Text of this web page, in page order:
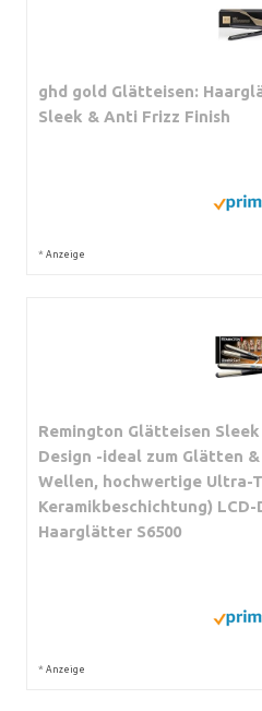
ghd gold Glätteisen:
Sleek & Anti Frizz Finish
* Anzeige
Remington Glätteisen
Design -ideal zum Glätten
Wellen, hochwertige Ultra-
Keramikbeschichtung) LCD-
Haarglätter S6500
* Anzeige